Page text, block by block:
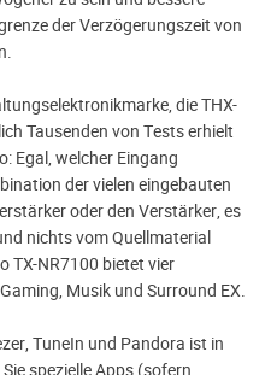
der Verzögerungszeit von
die THX-
Tausenden von Tests erhielt
Egal, welcher Eingang
der vielen eingebauten
oder den Verstärker, es
nichts vom Quellmaterial
TX-NR7100 bietet vier
Musik und Surround EX.
TuneIn und Pandora ist in
spezielle Apps (sofern